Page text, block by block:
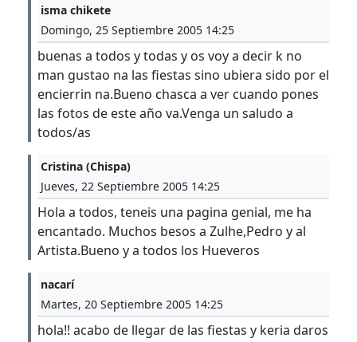
isma chikete
Domingo, 25 Septiembre 2005 14:25
buenas a todos y todas y os voy a decir k no
man gustao na las fiestas sino ubiera sido por el
encierrin na.Bueno chasca a ver cuando pones
las fotos de este año va.Venga un saludo a
todos/as
Cristina (Chispa)
Jueves, 22 Septiembre 2005 14:25
Hola a todos, teneis una pagina genial, me ha
encantado. Muchos besos a Zulhe,Pedro y al
Artista.Bueno y a todos los Hueveros
nacarí
Martes, 20 Septiembre 2005 14:25
hola!! acabo de llegar de las fiestas y keria daros